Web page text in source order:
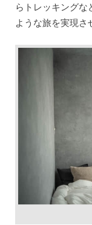
らトレッキングな
ような旅を実現さ